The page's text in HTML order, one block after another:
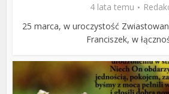
4 lata temu
25 marca, w uroczystość
Franciszek, w